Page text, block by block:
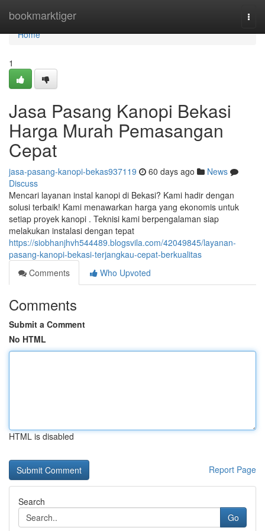
bookmarktiger
Home
Home
1
Jasa Pasang Kanopi Bekasi
Harga Murah Pemasangan
Cepat
jasa-pasang-kanopi-bekas937119 60 days ago
News
Discuss
Mencari layanan instal kanopi di Bekasi? Kami hadir dengan
solusi terbaik! Kami menawarkan harga yang ekonomis untuk
setiap proyek kanopi . Teknisi kami berpengalaman siap
melakukan instalasi dengan tepat
https://siobhanjhvh544489.blogsvila.com/42049845/layanan-
pasang-kanopi-bekasi-terjangkau-cepat-berkualitas
Comments
Who Upvoted
Comments
Submit a Comment
No HTML
HTML is disabled
Report Page
Search
Go